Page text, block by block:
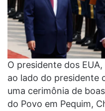
O presidente dos
ao lado do presidente
uma cerimônia de
do Povo em Pequim,